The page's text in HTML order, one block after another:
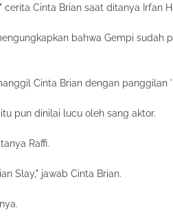
cerita Cinta Brian saat ditanya Irfan
bahwa Gempi sudah
Cinta Brian dengan panggilan
pun dinilai lucu oleh sang aktor.
Raffi.
Slay," jawab Cinta Brian.